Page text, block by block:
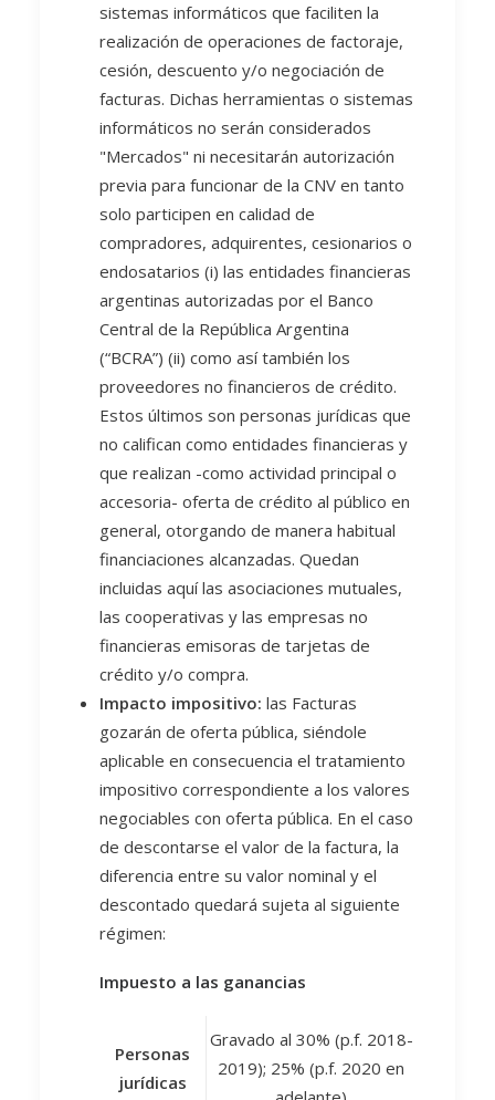
sistemas informáticos que faciliten la
realización de operaciones de factoraje,
cesión, descuento y/o negociación de
facturas. Dichas herramientas o sistemas
informáticos no serán considerados
"Mercados" ni necesitarán autorización
previa para funcionar de la CNV en tanto
solo participen en calidad de
compradores, adquirentes, cesionarios o
endosatarios (i) las entidades financieras
argentinas autorizadas por el Banco
Central de la República Argentina
(“BCRA”) (ii) como así también los
proveedores no financieros de crédito.
Estos últimos son personas jurídicas que
no califican como entidades financieras y
que realizan -como actividad principal o
accesoria- oferta de crédito al público en
general, otorgando de manera habitual
financiaciones alcanzadas. Quedan
incluidas aquí las asociaciones mutuales,
las cooperativas y las empresas no
financieras emisoras de tarjetas de
crédito y/o compra.
Impacto impositivo: las Facturas
gozarán de oferta pública, siéndole
aplicable en consecuencia el tratamiento
impositivo correspondiente a los valores
negociables con oferta pública. En el caso
de descontarse el valor de la factura, la
diferencia entre su valor nominal y el
descontado quedará sujeta al siguiente
régimen:
Impuesto a las ganancias
Personas
jurídicas
Gravado al 30% (p.f. 2018-
2019); 25% (p.f. 2020 en